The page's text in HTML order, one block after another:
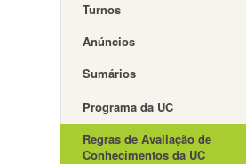
Turnos
Anúncios
Sumários
Programa da UC
Regras de Avaliação de
Conhecimentos da UC